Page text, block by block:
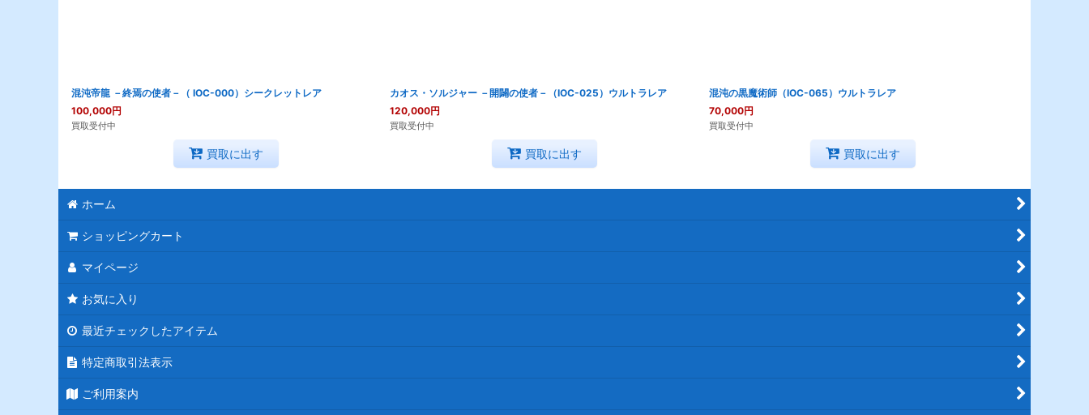
混沌帝龍 －終焉の使者－（ IOC-000）シークレットレア
100,000円
買取受付中
買取に出す
カオス・ソルジャー －開闢の使者－（IOC-025）ウルトラレア
120,000円
買取受付中
買取に出す
混沌の黒魔術師（IOC-065）ウルトラレア
70,000円
買取受付中
買取に出す
ホーム
ショッピングカート
マイページ
お気に入り
最近チェックしたアイテム
特定商取引法表示
ご利用案内